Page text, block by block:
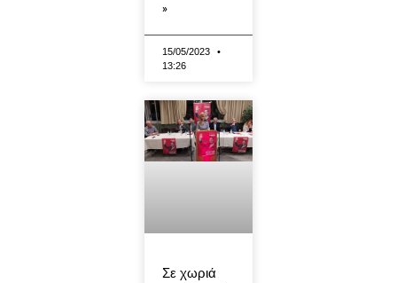
»
15/05/2023
13:26
Σε χωριά